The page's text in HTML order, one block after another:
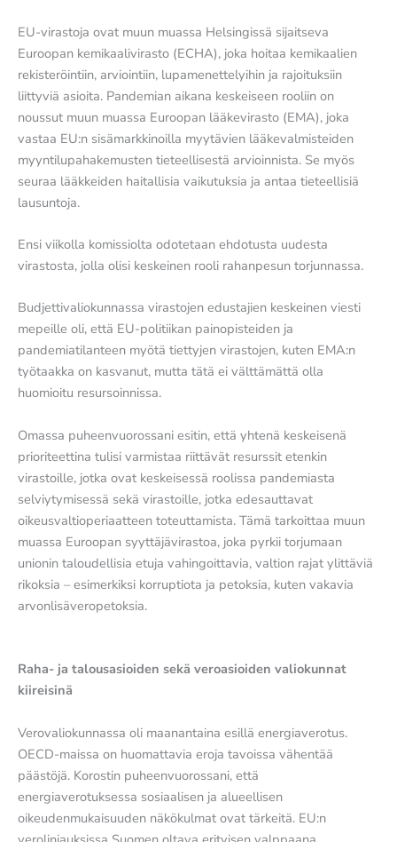
EU-virastoja ovat muun muassa Helsingissä sijaitseva
Euroopan kemikaalivirasto (ECHA), joka hoitaa kemikaalien
rekisteröintiin, arviointiin, lupamenettelyihin ja rajoituksiin
liittyviä asioita. Pandemian aikana keskeiseen rooliin on
noussut muun muassa Euroopan lääkevirasto (EMA), joka
vastaa EU:n sisämarkkinoilla myytävien lääkevalmisteiden
myyntilupahakemusten tieteellisestä arvioinnista. Se myös
seuraa lääkkeiden haitallisia vaikutuksia ja antaa tieteellisiä
lausuntoja.
Ensi viikolla komissiolta odotetaan ehdotusta uudesta
virastosta, jolla olisi keskeinen rooli rahanpesun torjunnassa.
Budjettivaliokunnassa virastojen edustajien keskeinen viesti
mepeille oli, että EU-politiikan painopisteiden ja
pandemiatilanteen myötä tiettyjen virastojen, kuten EMA:n
työtaakka on kasvanut, mutta tätä ei välttämättä olla
huomioitu resursoinnissa.
Omassa puheenvuorossani esitin, että yhtenä keskeisenä
prioriteettina tulisi varmistaa riittävät resurssit etenkin
virastoille, jotka ovat keskeisessä roolissa pandemiasta
selviytymisessä sekä virastoille, jotka edesauttavat
oikeusvaltioperiaatteen toteuttamista. Tämä tarkoittaa muun
muassa Euroopan syyttäjävirastoa, joka pyrkii torjumaan
unionin taloudellisia etuja vahingoittavia, valtion rajat ylittäviä
rikoksia – esimerkiksi korruptiota ja petoksia, kuten vakavia
arvonlisäveropetoksia.
Raha- ja talousasioiden sekä veroasioiden valiokunnat
kiireisinä
Verovaliokunnassa oli maanantaina esillä energiaverotus.
OECD-maissa on huomattavia eroja tavoissa vähentää
päästöjä. Korostin puheenvuorossani, että
energiaverotuksessa sosiaalisen ja alueellisen
oikeudenmukaisuuden näkökulmat ovat tärkeitä. EU:n